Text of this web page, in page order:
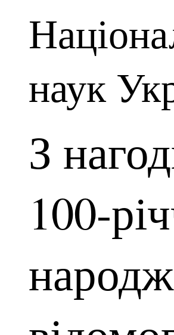
наук
З
100-